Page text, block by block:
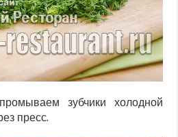
зубчики холодной
пресс.